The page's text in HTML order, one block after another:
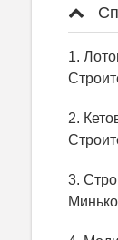
1.
2.
3.